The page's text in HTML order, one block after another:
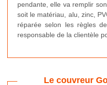
pendante, elle va remplir
soit le matériau, alu, zinc,
réparée selon les règles
responsable de la clientèle
Le couvreur